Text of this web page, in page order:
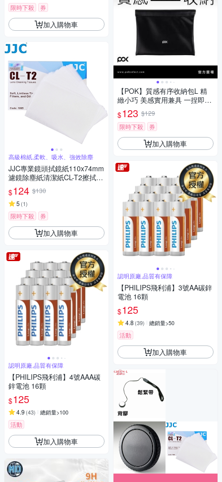
限時下殺 券
加入購物車
高級棉紙,柔軟、吸水、強效除塵
JJC專業鏡頭拭鏡紙110x74mm
濾鏡除塵紙清潔紙CL-T2擦拭紙
(50頁/本;棉紙)亦適顯微鏡放大
鏡UV保護鏡望遠鏡眼鏡螢幕
$124 $130
5 (1)
限時下殺 券
加入購物車
認明原廠,品質有保障
【PHILIPS飛利浦】4號AAA碳
鋅電池 16顆
$125
4.9 (43) 總銷量>100
活動
加入購物車
【POK】質感有序收納包L 精
緻小巧 美感實用兼具 一捏即開
內部有序 外出必備
$123 $129
限時下殺
券
加入購物車
認明原廠,品質有保障
【PHILIPS飛利浦】3號AA碳鋅
電池 16顆
$125
4.8 (39) 總銷量>50
活動
加入購物車